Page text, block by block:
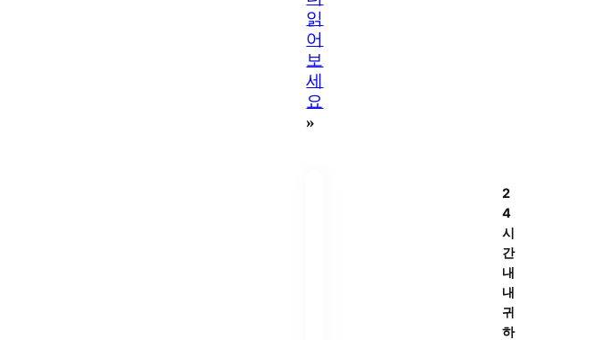
읽
어
보
세
요
»
2
4
시
간
내
내
귀
하